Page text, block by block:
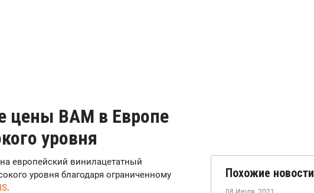
цены ВАМ в Европе
уровня
европейский винилацетатный
уровня благодаря ограниченному
.
Похожие новости